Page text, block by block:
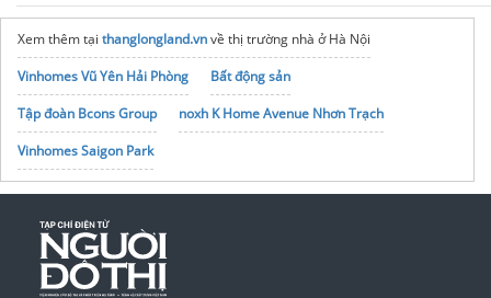
Xem thêm tại thanglongland.vnvề thị trường nhà ở Hà Nội
Vinhomes Vũ Yên Hải Phòng
Bất động sản
Tập đoàn Bcons Group
noxh K Home Avenue Nhơn Trạch
Vinhomes Saigon Park